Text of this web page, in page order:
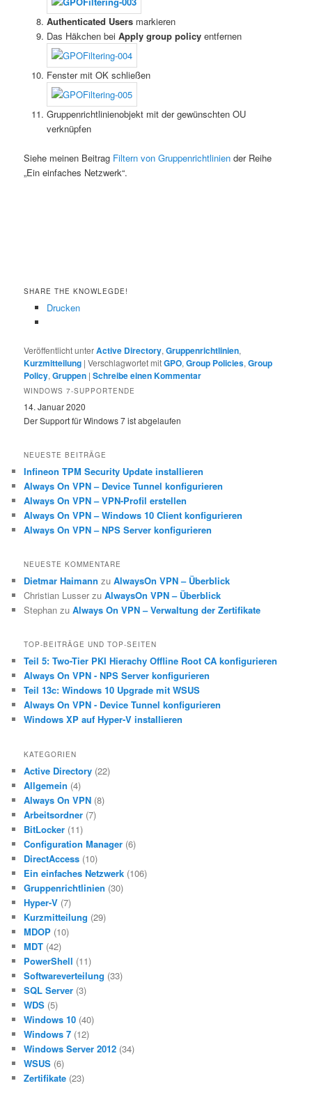
Authenticated Usersmarkieren
Das Häkchen bei Apply group policyentfernen
Fenster mit OK schließen
Gruppenrichtlinienobjekt mit der gewünschten OU
verknüpfen
Siehe meinen Beitrag Filtern von Gruppenrichtlinien der Reihe
„Ein einfaches Netzwerk“.
SHARE THE KNOWLEGDE!
Drucken
Veröffentlicht unterActive Directory,Gruppenrichtlinien,
Kurzmitteilung |Verschlagwortet mitGPO,Group Policies,Group
Policy,Gruppen |Schreibe einen Kommentar
WINDOWS 7-SUPPORTENDE
14. Januar 2020
Der Support für Windows 7 ist abgelaufen
NEUESTE BEITRÄGE
Infineon TPM Security Update installieren
Always On VPN – Device Tunnel konfigurieren
Always On VPN – VPN-Profil erstellen
Always On VPN – Windows 10 Client konfigurieren
Always On VPN – NPS Server konfigurieren
NEUESTE KOMMENTARE
Dietmar Haimann zuAlwaysOn VPN – Überblick
Christian Lusser zuAlwaysOn VPN – Überblick
Stephan zuAlways On VPN – Verwaltung der Zertifikate
TOP-BEITRÄGE UND TOP-SEITEN
Teil 5: Two-Tier PKI Hierachy Offline Root CA konfigurieren
Always On VPN - NPS Server konfigurieren
Teil 13c: Windows 10 Upgrade mit WSUS
Always On VPN - Device Tunnel konfigurieren
Windows XP auf Hyper-V installieren
KATEGORIEN
Active Directory (22)
Allgemein (4)
Always On VPN (8)
Arbeitsordner (7)
BitLocker (11)
Configuration Manager (6)
DirectAccess (10)
Ein einfaches Netzwerk (106)
Gruppenrichtlinien (30)
Hyper-V (7)
Kurzmitteilung (29)
MDOP (10)
MDT (42)
PowerShell (11)
Softwareverteilung (33)
SQL Server (3)
WDS (5)
Windows 10 (40)
Windows 7 (12)
Windows Server 2012 (34)
WSUS (6)
Zertifikate (23)